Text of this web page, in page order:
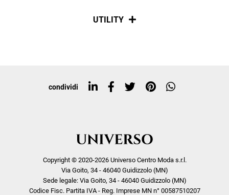
Social
UTILITY
Top ricerche
condividi
Copyright © 2020-2026 Universo Centro Moda s.r.l.
Via Goito, 34 - 46040 Guidizzolo (MN)
Sede legale: Via Goito, 34 - 46040 Guidizzolo (MN)
Codice Fisc. Partita IVA - Reg. Imprese MN n° 00587510207